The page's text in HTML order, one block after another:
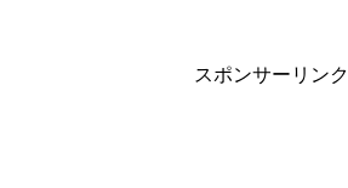
スポンサーリンク